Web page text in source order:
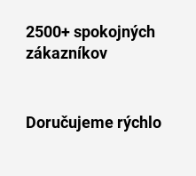
2500+ spokojných
zákazníkov
Doručujeme rýchlo